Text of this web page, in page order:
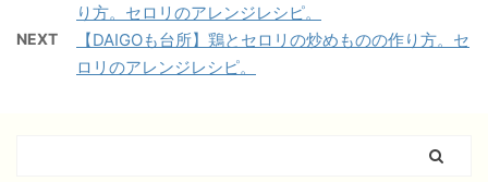
り方。セロリのアレンジレシピ。
NEXT
【DAIGOも台所】鶏とセロリの炒めものの作り方。セ
ロリのアレンジレシピ。